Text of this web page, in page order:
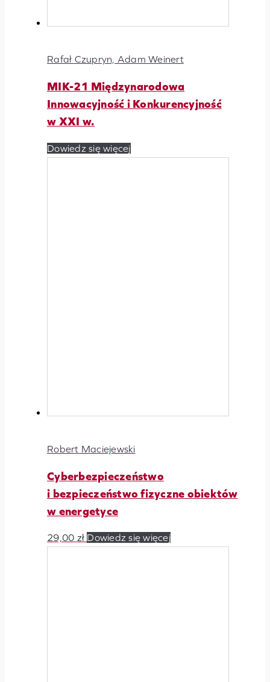
Rafał Czupryn, Adam Weinert
MIK-21 Międzynarodowa
Innowacyjność i Konkurencyjność
w XXI w.
Dowiedz się więcej
Robert Maciejewski
Cyberbezpieczeństwo
i bezpieczeństwo fizyczne obiektów
w energetyce
29,00 zł Dowiedz się więcej